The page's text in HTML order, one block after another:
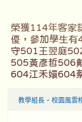
榮獲114年客家
優，參加學生
守501王翌庭
505黃彥哲506
604江禾嬛604
教學組長 - 校園風雲